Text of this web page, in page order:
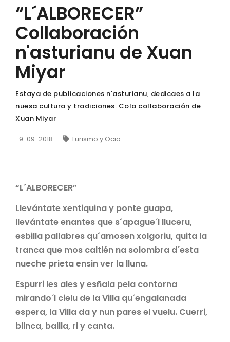
“L´ALBORECER”
Collaboración
n'asturianu de Xuan
Miyar
Estaya de publicaciones n'asturianu, dedicaes a la
nuesa cultura y tradiciones. Cola collaboración de
Xuan Miyar
9-09-2018 Turismo y Ocio
“L´ALBORECER”
Llevántate xentiquina y ponte guapa,
llevántate enantes que s´apague´l lluceru,
esbilla pallabres qu´amosen xolgoriu, quita la
tranca que mos caltién na solombra d´esta
nueche prieta ensin ver la lluna.
Espurri les ales y esñala pela contorna
mirando´l cielu de la Villa qu´engalanada
espera, la Villa da y nun pares el vuelu. Cuerri,
blinca, bailla, ri y canta.